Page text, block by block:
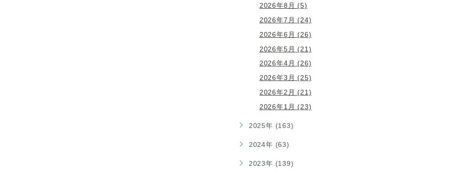
2026年8月 (5)
2026年7月 (24)
2026年6月 (26)
2026年5月 (21)
2026年4月 (26)
2026年3月 (25)
2026年2月 (21)
2026年1月 (23)
2025年 (163)
2024年 (63)
2023年 (139)